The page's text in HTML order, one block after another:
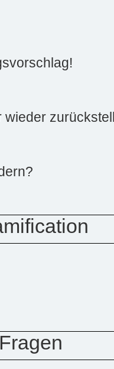
wieder